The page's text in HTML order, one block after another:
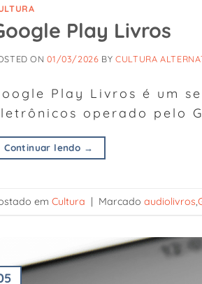
Play Livros
ON01/03/2026 BYCULTURA
Play Livros é um
operado pelo
Continuar lendo →
em Cultura | Marcado audiolivros,